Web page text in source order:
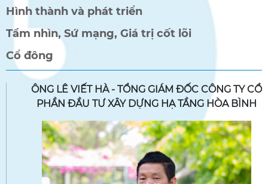
Hình thành và phát triển
Tầm nhìn, Sứ mạng, Giá trị cốt lõi
Cổ đông
ÔNG LÊ VIẾT HÀ - TỔNG GIÁM ĐỐC CÔNG TY CỔ
PHẦN ĐẦU TƯ XÂY DỰNG HẠ TẦNG HÒA BÌNH